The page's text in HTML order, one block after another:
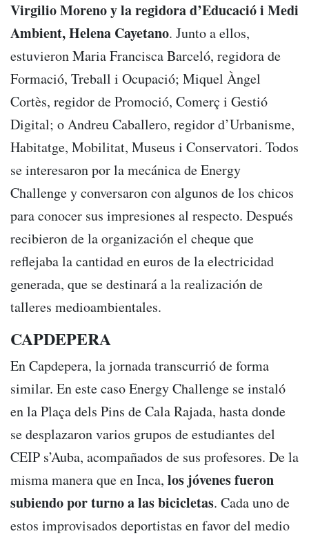
Virgilio Moreno y la regidora d’Educació i Medi
Ambient, Helena Cayetano. Junto a ellos,
estuvieron Maria Francisca Barceló, regidora de
Formació, Treball i Ocupació; Miquel Àngel
Cortès, regidor de Promoció, Comerç i Gestió
Digital; o Andreu Caballero, regidor d’Urbanisme,
Habitatge, Mobilitat, Museus i Conservatori. Todos
se interesaron por la mecánica de Energy
Challenge y conversaron con algunos de los chicos
para conocer sus impresiones al respecto. Después
recibieron de la organización el cheque que
reflejaba la cantidad en euros de la electricidad
generada, que se destinará a la realización de
talleres medioambientales.
CAPDEPERA
En Capdepera, la jornada transcurrió de forma
similar. En este caso Energy Challenge se instaló
en la Plaça dels Pins de Cala Rajada, hasta donde
se desplazaron varios grupos de estudiantes del
CEIP s’Auba, acompañados de sus profesores. De la
misma manera que en Inca, los jóvenes fueron
subiendo por turno a las bicicletas. Cada uno de
estos improvisados deportistas en favor del medio